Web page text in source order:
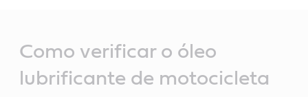
Como verificar o óleo
lubrificante de motocicleta